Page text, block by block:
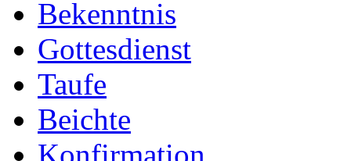
Bekenntnis
Gottesdienst
Taufe
Beichte
Konfirmation